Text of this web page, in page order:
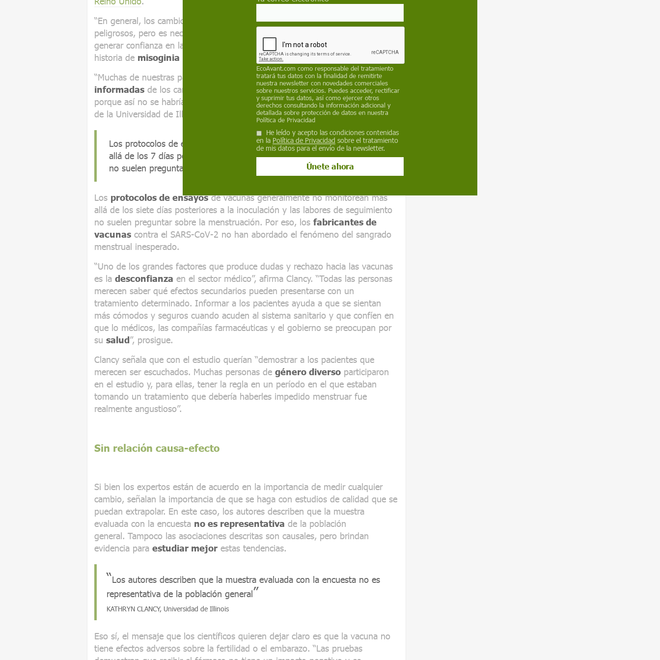
“En general, los cambios en el sangrado menstrual no son infrecuentes ni
peligrosos, pero es necesario prestar atención a estas experiencias para
generar confianza en la medicina”, escriben los autores, y señalan la larga
historia de misoginia médica
sufrida por las personas que menstrúan.
“Muchas de nuestras participantes señalan que habrían preferidoser
informadas de los cambios en el sangrado menstrual antes de vacunarse,
porque así no se habrían
”, cuenta a SincKathryn Clancy, autora
de la Universidad de Illinois.
Los protocolos de ensayos de vacunas generalmente no monitorean más
allá de los 7 días posteriores a la inoculación y las labores de seguimiento
no suelen preguntar sobre la menstruación
Los protocolos de ensayosde vacunas generalmente no monitorean más
allá de los siete días posteriores a la inoculación y las labores de seguimiento
no suelen preguntar sobre la menstruación. Por eso, los fabricantes de
vacunas contra el SARS-CoV-2 no han abordado el fenómeno del sangrado
menstrual inesperado.
“Uno de los grandes factores que produce dudas y rechazo hacia las vacunas
es la desconfianza en el sector médico”, afirma Clancy. “Todas las personas
merecen saber qué efectos secundarios pueden presentarse con un
tratamiento determinado. Informar a los pacientes ayuda a que se sientan
más cómodos y seguros cuando acuden al sistema sanitario y que confíen en
que lo médicos, las compañías farmacéuticas y el gobierno se preocupan por
su salud”, prosigue.
Clancy señala que con el estudio querían “demostrar a los pacientes que
merecen ser escuchados. Muchas personas de género diverso participaron
en el estudio y, para ellas, tener la regla en un período en el que estaban
tomando un tratamiento que debería haberles impedido menstruar fue
realmente angustioso”.
Sin relación causa-efecto
Si bien los expertos están de acuerdo en la importancia de medir cualquier
cambio, señalan la importancia de que se haga con estudios de calidad que se
puedan extrapolar. En este caso, los autores describen que la muestra
evaluada con la encuesta no es representativa de la población
general. Tampoco las asociaciones descritas son causales, pero brindan
evidencia para estudiar mejor estas tendencias.
Los autores describen que la muestra evaluada con la encuesta no es
representativa de la población general
KATHRYN CLANCY, Universidad de Illinois
Eso sí, el mensaje que los científicos quieren dejar claro es que la vacuna no
tiene efectos adversos sobre la fertilidad o el embarazo. “Las pruebas
EcoAvant.com como responsable del tratamiento
tratará tus datos con la finalidad de remitirte
nuestra newsletter con novedades comerciales
sobre nuestros servicios. Puedes acceder, rectificar
y suprimir tus datos, así como ejercer otros
derechos consultando la información adicional y
detallada sobre protección de datos en nuestra
Política de Privacidad
He leído y acepto las condiciones contenidas
en la Política de Privacidad sobre el tratamiento
de mis datos para el envío de la newsletter.